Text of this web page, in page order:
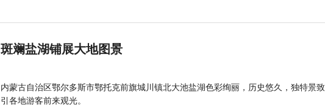
斑斓盐湖铺展大地图景
内蒙古自治区鄂尔多斯市鄂托克前旗城川镇北大池盐湖色彩绚丽，历史悠久，独特景
引各地游客前来观光。